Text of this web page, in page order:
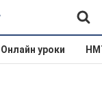
Онлайн уроки